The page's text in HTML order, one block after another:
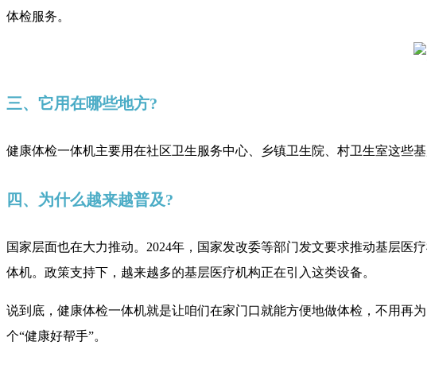
体检服务。
三、它用在哪些地方?
健康体检一体机主要用在社区卫生服务中心、乡镇卫生院、村卫生室这些
四、为什么越来越普及?
国家层面也在大力推动。2024年，国家发改委等部门发文要求推动基层医
体机。政策支持下，越来越多的基层医疗机构正在引入这类设备。
说到底，健康体检一体机就是让咱们在家门口就能方便地做体检，不用
个“健康好帮手”。